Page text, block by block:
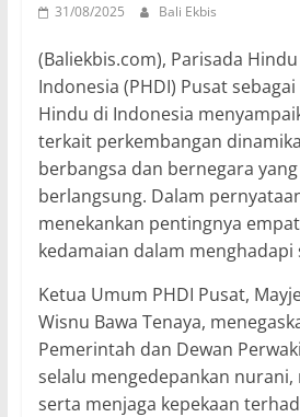
31/08/2025 Bali Ekbis
(Baliekbis.com), Parisada
Indonesia (PHDI) Pusat
Hindu di Indonesia
terkait perkembangan
berbangsa dan bernegara
berlangsung. Dalam
menekankan pentingnya
kedamaian dalam menghadapi
Ketua Umum PHDI Pusat,
Wisnu Bawa Tenaya,
Pemerintah dan Dewan
selalu mengedepankan
serta menjaga kepekaan